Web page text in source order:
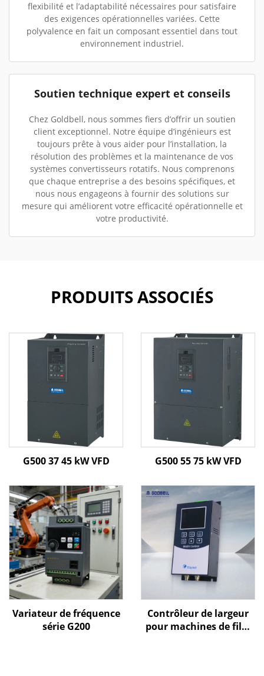
flexibilité et l’adaptabilité nécessaires pour satisfaire
des exigences opérationnelles variées. Cette
polyvalence en fait un composant essentiel dans tout
environnement industriel.
Soutien technique expert et conseils
Chez Goldbell, nous sommes fiers d’offrir un soutien
client exceptionnel. Notre équipe d’ingénieurs est
toujours prête à vous aider pour l’installation, la
résolution des problèmes et la maintenance de vos
systèmes convertisseurs rotatifs. Nous comprenons
que chaque entreprise a des besoins spécifiques, et
nous nous engageons à fournir des solutions sur
mesure qui améliorent votre efficacité opérationnelle et
votre productivité.
PRODUITS ASSOCIÉS
G500 37 45 kW VFD G500 55 75 kW VFD
Variateur de fréquence
série G200
Contrôleur de largeur
pour machines de film